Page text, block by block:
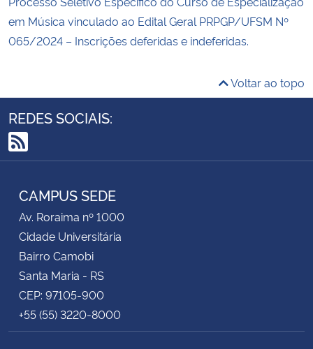
em Música vinculado ao Edital Geral PRPGP/UFSM Nº
065/2024 – Inscrições deferidas e indeferidas.
Voltar ao topo
REDES SOCIAIS:
RSS
CAMPUS SEDE
Av. Roraima nº 1000
Cidade Universitária
Bairro Camobi
Santa Maria - RS
CEP: 97105-900
+55 (55) 3220-8000